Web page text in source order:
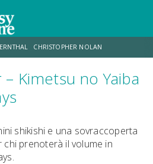
CHRISTOPHER NOLAN
ODISSEA TRAMELL TILLMAN
Kimetsu no Yaiba
shikishi e una sovraccoperta
prenoterà il volume in